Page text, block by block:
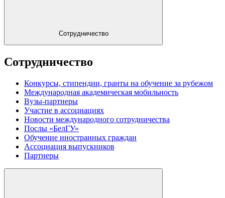
Сотрудничество
Сотрудничество
Конкурсы, стипендии, гранты на обучение за рубежом
Международная академическая мобильность
Вузы-партнеры
Участие в ассоциациях
Новости международного сотрудничества
Послы «БелГУ»
Обучение иностранных граждан
Ассоциация выпускников
Партнеры